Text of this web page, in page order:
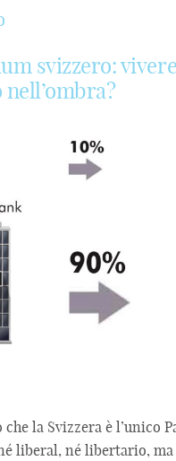
svizzero:
nell’ombra?
che la Svizzera è l’unico
liberal, né libertario,